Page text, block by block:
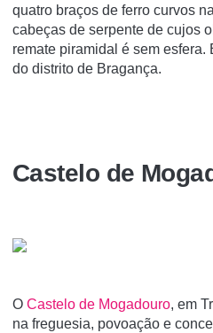
quatro braços de ferro curvos
cabeças de serpente de cujos
remate piramidal é sem
do distrito de Bragança.
Castelo de
O Castelo de Mogadouro, em
na freguesia, povoação e